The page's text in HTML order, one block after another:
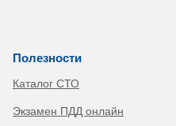
Полезности
Каталог СТО
Экзамен ПДД онлайн